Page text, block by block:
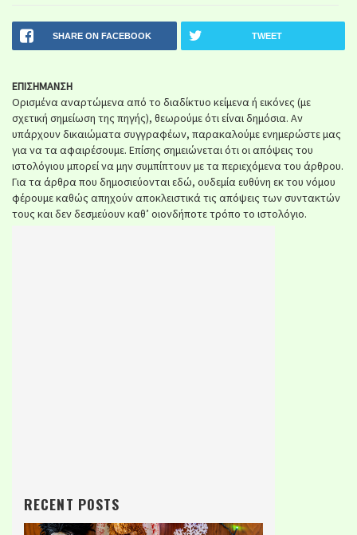
SHARE ON FACEBOOK TWEET
ΕΠΙΣΗΜΑΝΣΗ
Ορισμένα αναρτώμενα από το διαδίκτυο κείμενα ή εικόνες (με
σχετική σημείωση της πηγής), θεωρούμε ότι είναι δημόσια. Αν
υπάρχουν δικαιώματα συγγραφέων, παρακαλούμε ενημερώστε μας
για να τα αφαιρέσουμε. Επίσης σημειώνεται ότι οι απόψεις του
ιστολόγιου μπορεί να μην συμπίπτουν με τα περιεχόμενα του άρθρου.
Για τα άρθρα που δημοσιεύονται εδώ, ουδεμία ευθύνη εκ του νόμου
φέρουμε καθώς απηχούν αποκλειστικά τις απόψεις των συντακτών
τους και δεν δεσμεύουν καθ’ οιονδήποτε τρόπο το ιστολόγιο.
RECENT POSTS